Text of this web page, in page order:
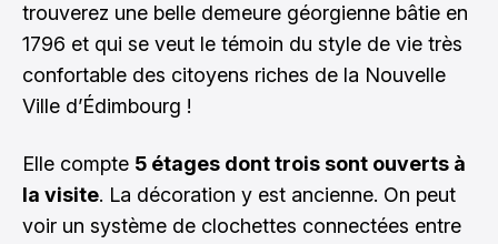
trouverez une belle demeure géorgienne bâtie en
1796 et qui se veut le témoin du style de vie très
confortable des citoyens riches de la Nouvelle
Ville d’Édimbourg !
Elle compte 5 étages dont trois sont ouverts à
la visite. La décoration y est ancienne. On peut
voir un système de clochettes connectées entre